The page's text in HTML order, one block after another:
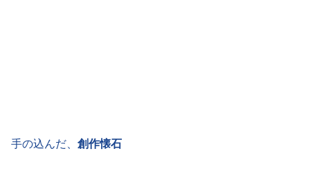
手の込んだ、 創作懐石